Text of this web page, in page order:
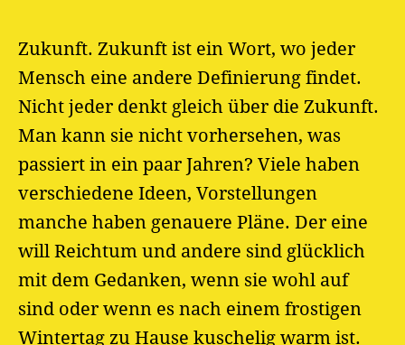
Zukunft. Zukunft ist ein Wort, wo jeder
Mensch eine andere Definierung findet.
Nicht jeder denkt gleich über die Zukunft.
Man kann sie nicht vorhersehen, was
passiert in ein paar Jahren? Viele haben
verschiedene Ideen, Vorstellungen
manche haben genauere Pläne. Der eine
will Reichtum und andere sind glücklich
mit dem Gedanken, wenn sie wohl auf
sind oder wenn es nach einem frostigen
Wintertag zu Hause kuschelig warm ist.